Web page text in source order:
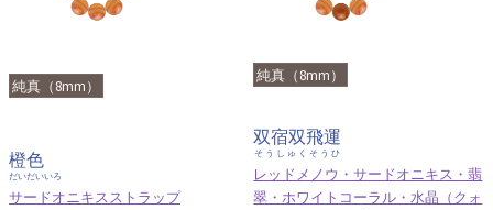
純真（8mm）
橙色
だいだいいろ
サードオニキスストラップ
純真（8mm）
双宿双飛運
そうしゅくそうひ
レッドメノウ・サードオニキス・翡
翠・ホワイトコーラル・水晶（クォ